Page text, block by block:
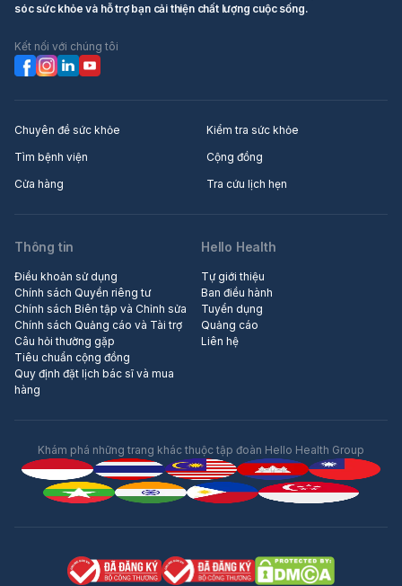
sóc sức khỏe và hỗ trợ bạn cải thiện chất lượng cuộc sống.
Kết nối với chúng tôi
Chuyên đề sức khỏe
Kiểm tra sức khỏe
Tìm bệnh viện
Cộng đồng
Cửa hàng
Tra cứu lịch hẹn
Thông tin
Điều khoản sử dụng
Chính sách Quyền riêng tư
Chính sách Biên tập và Chỉnh sửa
Chính sách Quảng cáo và Tài trợ
Câu hỏi thường gặp
Tiêu chuẩn cộng đồng
Quy định đặt lịch bác sĩ và mua
hàng
Hello Health
Tự giới thiệu
Ban điều hành
Tuyển dụng
Quảng cáo
Liên hệ
Khám phá những trang khác thuộc tập đoàn Hello Health Group